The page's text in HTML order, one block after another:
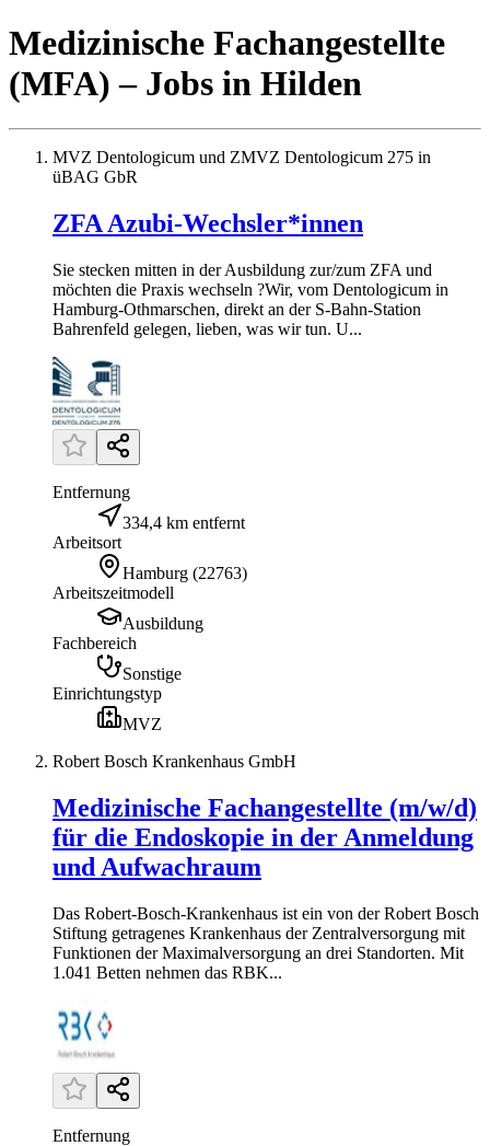
Medizinische Fachangestellte
(MFA) – Jobs in Hilden
MVZ Dentologicum und ZMVZ Dentologicum 275 in
üBAG GbR
ZFA Azubi-Wechsler*innen
Sie stecken mitten in der Ausbildung zur/zum ZFA und
möchten die Praxis wechseln ?Wir, vom Dentologicum in
Hamburg-Othmarschen, direkt an der S-Bahn-Station
Bahrenfeld gelegen, lieben, was wir tun. U...
Entfernung
334,4 km entfernt
Arbeitsort
Hamburg (22763)
Arbeitszeitmodell
Ausbildung
Fachbereich
Sonstige
Einrichtungstyp
MVZ
Robert Bosch Krankenhaus GmbH
Medizinische Fachangestellte (m/w/d)
für die Endoskopie in der Anmeldung
und Aufwachraum
Das Robert-Bosch-Krankenhaus ist ein von der Robert Bosch
Stiftung getragenes Krankenhaus der Zentralversorgung mit
Funktionen der Maximalversorgung an drei Standorten. Mit
1.041 Betten nehmen das RBK...
Entfernung